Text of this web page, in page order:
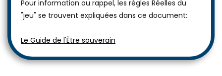
Pour information ou rappel, les règles Réelles du
"jeu" se trouvent expliquées dans ce document:
Le Guide de l'Être souverain